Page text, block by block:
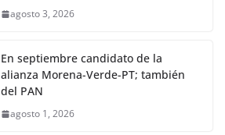
agosto 3, 2026
En septiembre candidato de la
alianza Morena-Verde-PT; también
del PAN
agosto 1, 2026